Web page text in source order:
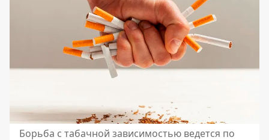
Борьба с табачной зависимостью ведется по